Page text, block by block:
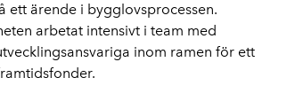
ett ärende i bygglovsprocessen.
arbetat intensivt i team med
inom ramen för ett